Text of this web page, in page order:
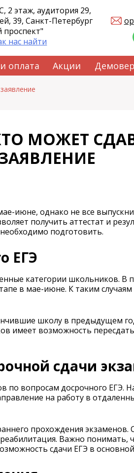
2 этаж, аудитория 29,
39, Санкт-Петербург
проспект"
нас найти
оплата Акции
МОЖЕТ
июне, однако не все
получить аттестат и
подготовить.
ЕГЭ
категории школьников. В
в мае-июне. К таким
школу в предыдущем
имеет возможность
сдачи
по вопросам досрочного
на работу в
прохождения
Важно понимать,
сдачи ЕГЭ в